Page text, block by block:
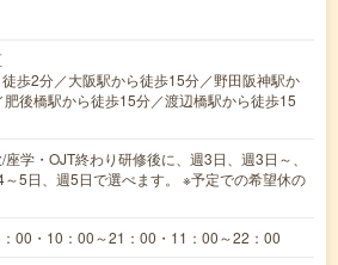
歩2分／大阪駅から徒歩15分／野田阪神駅か
肥後橋駅から徒歩15分／渡辺橋駅から徒歩15
座学・OJT終わり研修後に、週3日、週3日～、
5日、週5日で選べます。 ※予定での希望休の
：00・10：00～21：00・11：00～22：00